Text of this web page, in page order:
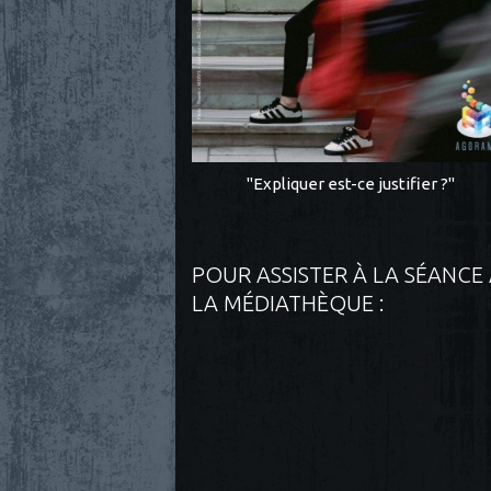
"Expliquer est-ce justifier ?"
POUR ASSISTER À LA SÉANCE
LA MÉDIATHÈQUE :